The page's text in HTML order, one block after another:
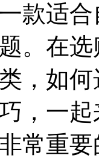
款适
。在
，如
巧，
常重